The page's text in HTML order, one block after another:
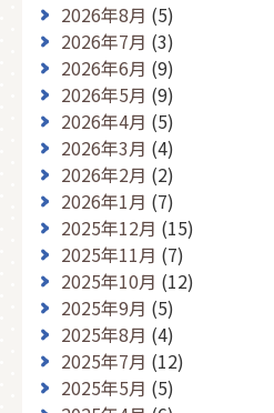
2026年8月 (5)
2026年7月 (3)
2026年6月 (9)
2026年5月 (9)
2026年4月 (5)
2026年3月 (4)
2026年2月 (2)
2026年1月 (7)
2025年12月 (15)
2025年11月 (7)
2025年10月 (12)
2025年9月 (5)
2025年8月 (4)
2025年7月 (12)
2025年5月 (5)